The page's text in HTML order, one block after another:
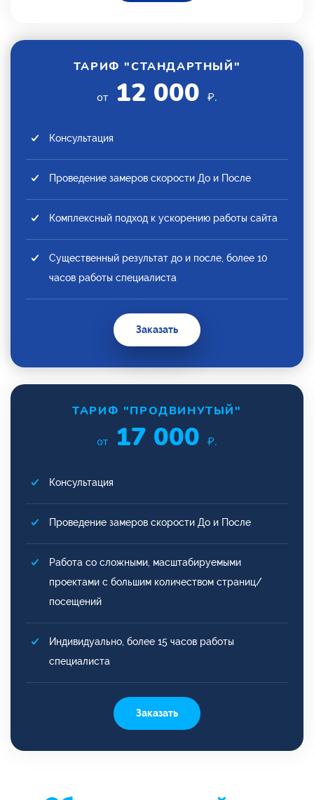
ТАРИФ "СТАНДАРТНЫЙ"
от 12 000 ₽.
Консультация
Проведение замеров скорости До и После
Комплексный подход к ускорению работы сайта
Существенный результат до и после, более 10
часов работы специалиста
Заказать
ТАРИФ "ПРОДВИНУТЫЙ"
от 17 000 ₽.
Консультация
Проведение замеров скорости До и После
Работа со сложными, масштабируемыми
проектами с большим количеством страниц/
посещений
Индивидуально, более 15 часов работы
специалиста
Заказать